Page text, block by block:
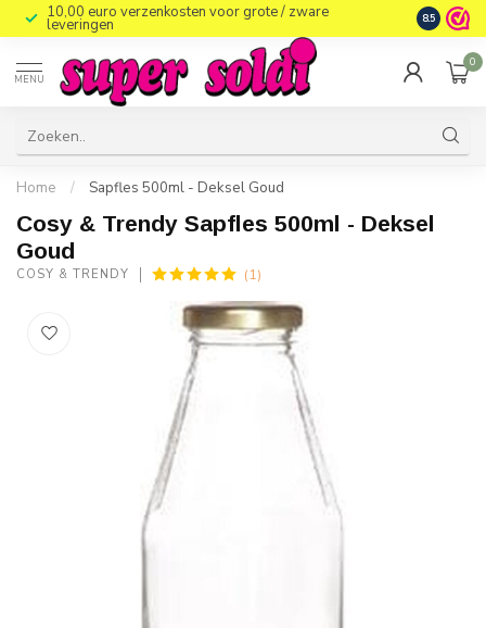
10,00 euro verzenkosten voor grote / zware
leveringen 8.5
MENU
0
Home / Sapfles 500ml - Deksel Goud
Cosy & Trendy Sapfles 500ml - Deksel
Goud
COSY & TRENDY (1)